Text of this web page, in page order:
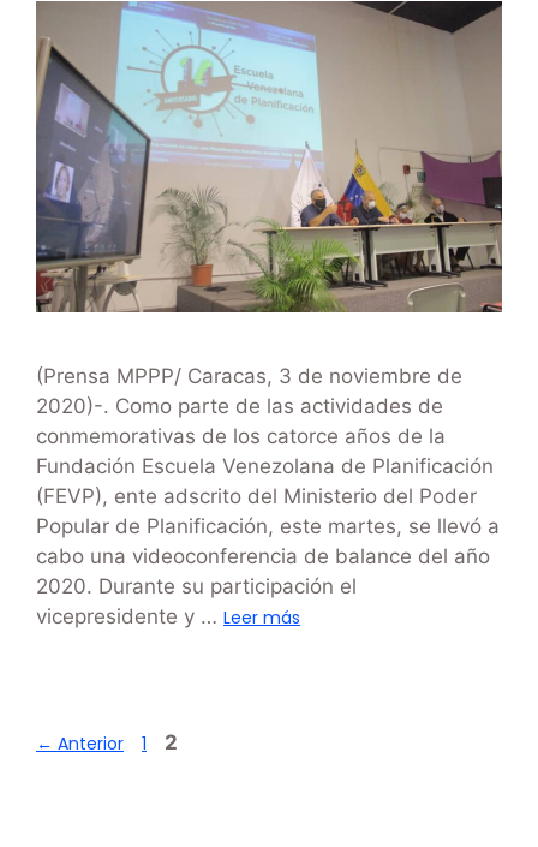
(Prensa MPPP/ Caracas, 3 de noviembre de
2020)-. Como parte de las actividades de
conmemorativas de los catorce años de la
Fundación Escuela Venezolana de Planificación
(FEVP), ente adscrito del Ministerio del Poder
Popular de Planificación, este martes, se llevó a
cabo una videoconferencia de balance del año
2020. Durante su participación el
vicepresidente y … Leer más
← Anterior 1 2